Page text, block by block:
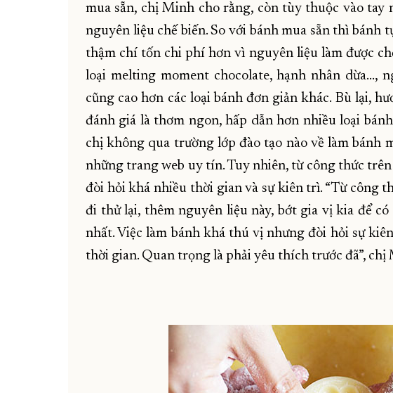
mua sẵn, chị Minh cho rằng, còn tùy thuộc vào tay
nguyên liệu chế biến. So với bánh mua sẵn thì bánh
thậm chí tốn chi phí hơn vì nguyên liệu làm được
loại melting moment chocolate, hạnh nhân dừa...,
cũng cao hơn các loại bánh đơn giản khác. Bù lại,
đánh giá là thơm ngon, hấp dẫn hơn nhiều loại
chị không qua trường lớp đào tạo nào về làm bánh
những trang web uy tín. Tuy nhiên, từ công thức
đòi hỏi khá nhiều thời gian và sự kiên trì. “Từ công
đi thử lại, thêm nguyên liệu này, bớt gia vị kia để
nhất. Việc làm bánh khá thú vị nhưng đòi hỏi sự
thời gian. Quan trọng là phải yêu thích trước đã”, chị